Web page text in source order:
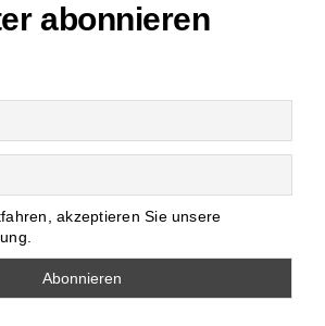
abonnieren
akzeptieren Sie unsere